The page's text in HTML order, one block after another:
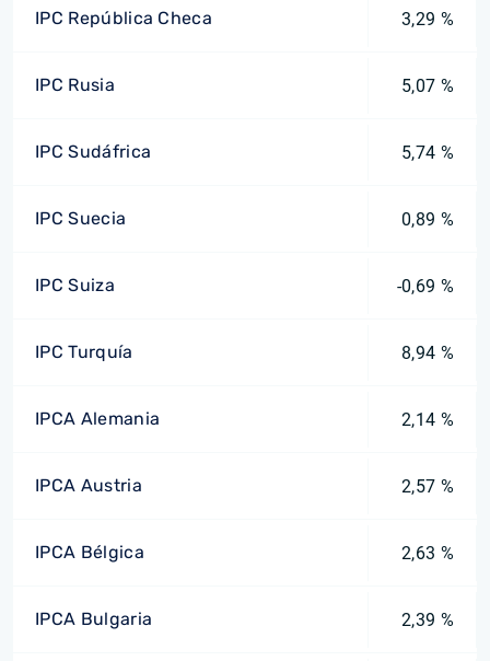
IPC República Checa 3,29 %
IPC Rusia 5,07 %
IPC Sudáfrica 5,74 %
IPC Suecia 0,89 %
IPC Suiza -0,69 %
IPC Turquía 8,94 %
IPCA Alemania 2,14 %
IPCA Austria 2,57 %
IPCA Bélgica 2,63 %
IPCA Bulgaria 2,39 %